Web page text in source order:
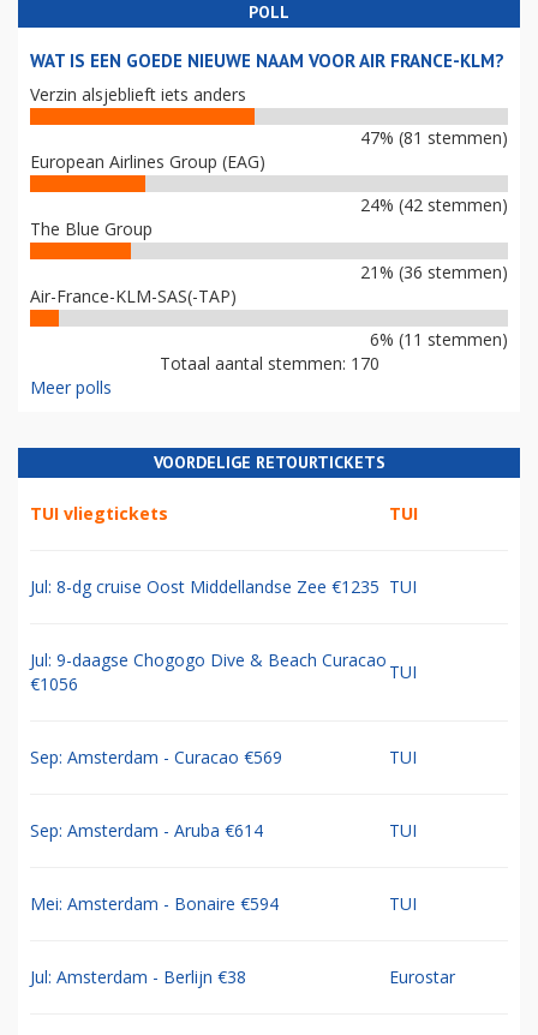
POLL
WAT IS EEN GOEDE NIEUWE NAAM VOOR AIR FRANCE-KLM?
Verzin alsjeblieft iets anders
47% (81 stemmen)
European Airlines Group (EAG)
24% (42 stemmen)
The Blue Group
21% (36 stemmen)
Air-France-KLM-SAS(-TAP)
6% (11 stemmen)
Totaal aantal stemmen: 170
Meer polls
VOORDELIGE RETOURTICKETS
TUI vliegtickets TUI
Jul: 8-dg cruise Oost Middellandse Zee €1235 TUI
Jul: 9-daagse Chogogo Dive & Beach Curacao
€1056
TUI
Sep: Amsterdam - Curacao €569 TUI
Sep: Amsterdam - Aruba €614 TUI
Mei: Amsterdam - Bonaire €594 TUI
Jul: Amsterdam - Berlijn €38 Eurostar